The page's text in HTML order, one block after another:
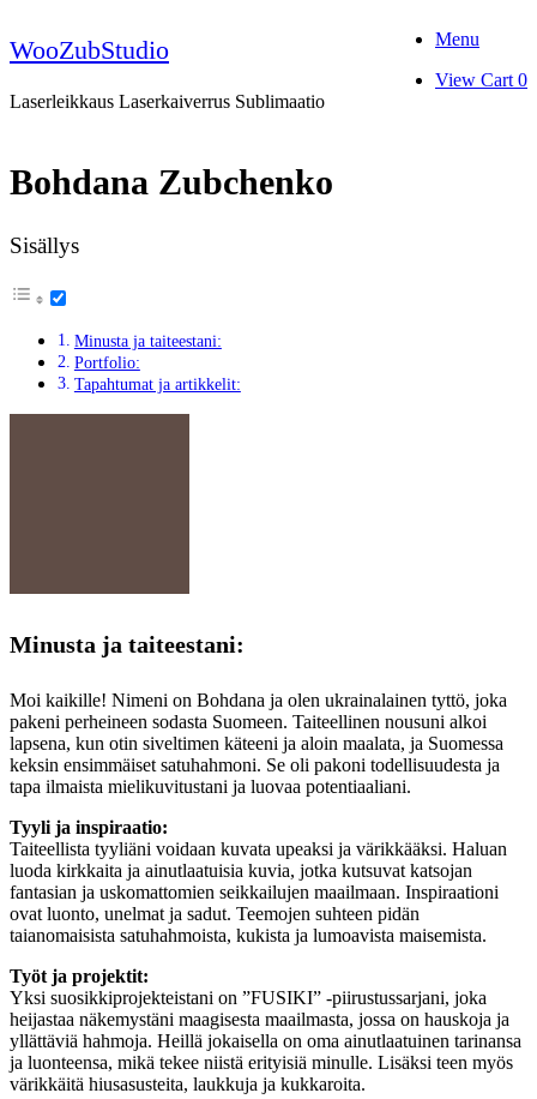
to
content
WooZubStudio
Laserleikkaus Laserkaiverrus Sublimaatio
Menu
View
View Cart 0
Bohdana Zubchenko
Sisällys
Minusta ja taiteestani:
Portfolio:
Tapahtumat ja artikkelit:
Minusta ja taiteestani:
Moi kaikille! Nimeni on Bohdana ja olen ukrainalainen tyttö, joka
pakeni perheineen sodasta Suomeen. Taiteellinen nousuni alkoi
lapsena, kun otin siveltimen käteeni ja aloin maalata, ja Suomessa
keksin ensimmäiset satuhahmoni. Se oli pakoni todellisuudesta ja
tapa ilmaista mielikuvitustani ja luovaa potentiaaliani.
Tyyli ja inspiraatio:
Taiteellista tyyliäni voidaan kuvata upeaksi ja värikkääksi. Haluan
luoda kirkkaita ja ainutlaatuisia kuvia, jotka kutsuvat katsojan
fantasian ja uskomattomien seikkailujen maailmaan. Inspiraationi
ovat luonto, unelmat ja sadut. Teemojen suhteen pidän
taianomaisista satuhahmoista, kukista ja lumoavista maisemista.
Työt ja projektit:
Yksi suosikkiprojekteistani on ”FUSIKI” -piirustussarjani, joka
heijastaa näkemystäni maagisesta maailmasta, jossa on hauskoja ja
yllättäviä hahmoja. Heillä jokaisella on oma ainutlaatuinen tarinansa
ja luonteensa, mikä tekee niistä erityisiä minulle. Lisäksi teen myös
värikkäitä hiusasusteita, laukkuja ja kukkaroita.